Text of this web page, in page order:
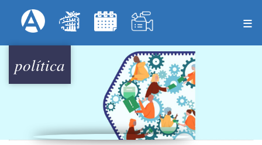
al
principal
Menú Superior
política